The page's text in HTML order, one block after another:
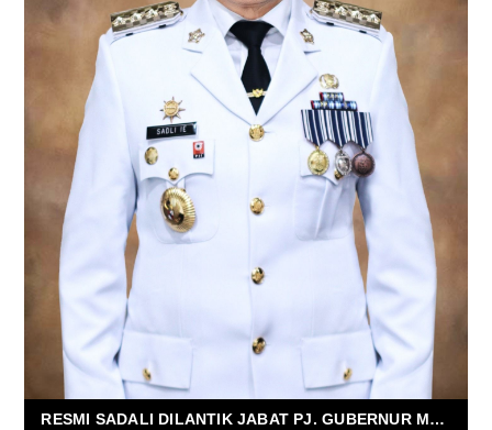
RESMI SADALI DILANTIK JABAT PJ. GUBERNUR MALUKU